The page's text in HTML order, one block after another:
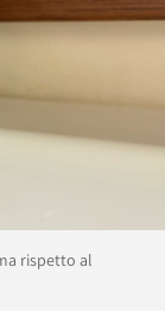
rispetto al